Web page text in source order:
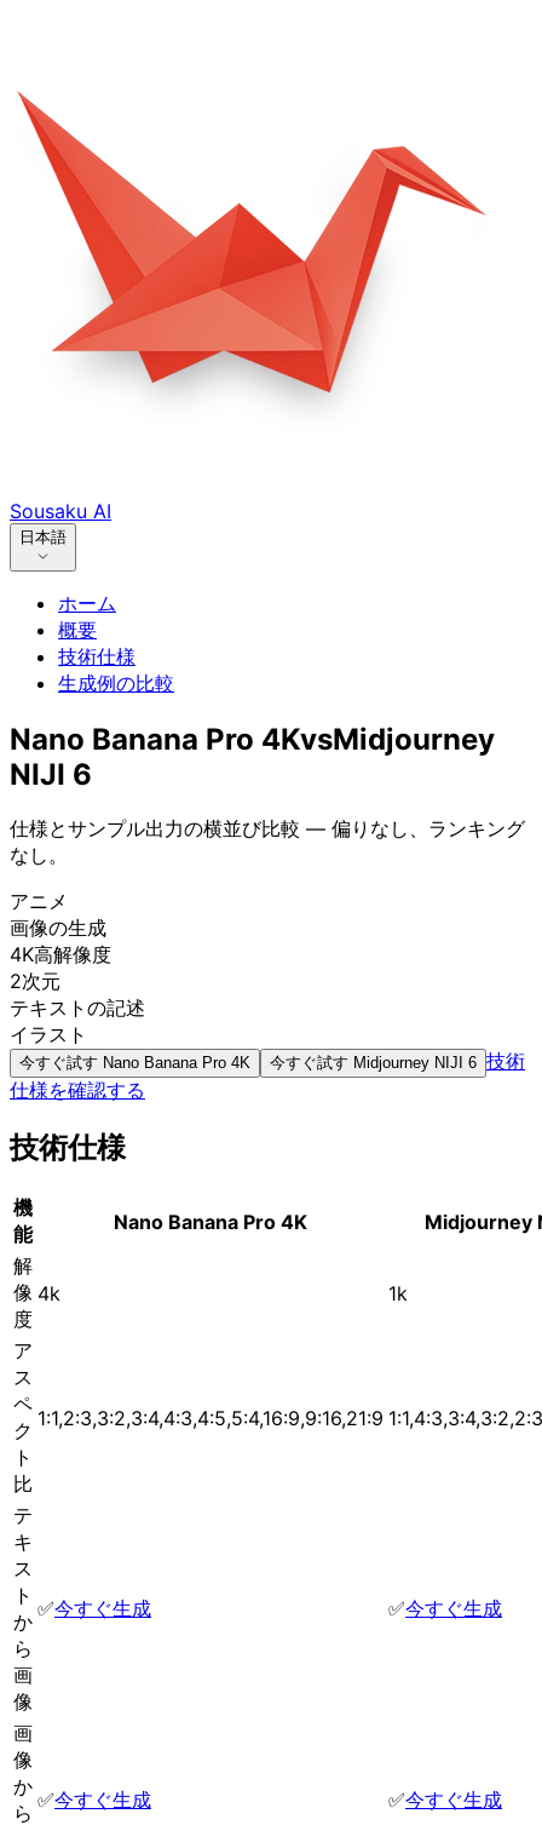
Sousaku AI
日本語
ホーム
概要
技術仕様
生成例の比較
Nano Banana Pro 4KvsMidjourney
NIJI 6
仕様とサンプル出力の横並び比較 — 偏りなし、ランキング
なし。
アニメ
画像の生成
4K高解像度
2次元
テキストの記述
イラスト
今すぐ試す Nano Banana Pro 4K 今すぐ試す Midjourney NIJI 6 技術
仕様を確認する
技術仕様
機
能
Nano Banana Pro 4K
Midjourney
解
像
度
4k 1k
ア
ス
ペ
ク
ト
比
1:1,2:3,3:2,3:4,4:3,4:5,5:4,16:9,9:16,21:9
テ
キ
ス
ト
か
ら
画
像
✅今すぐ生成 ✅今すぐ生成
画
像
か
ら
✅今すぐ生成 ✅今すぐ生成